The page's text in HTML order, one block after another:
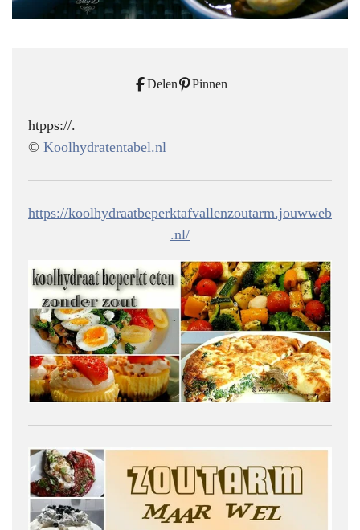
Delen Pinnen
htpps://.
© Koolhydratentabel.nl
https://koolhydraatbeperktafvallenzoutarm.jouwweb
.nl/